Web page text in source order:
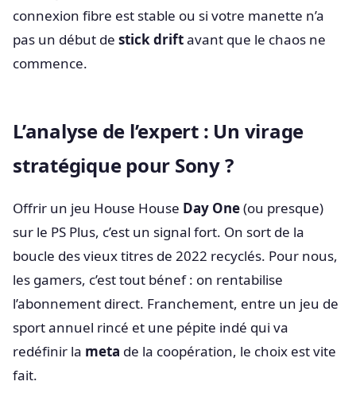
connexion fibre est stable ou si votre manette n’a
pas un début de stick driftavant que le chaos ne
commence.
L’analyse de l’expert : Un virage
stratégique pour Sony ?
Offrir un jeu House House Day One(ou presque)
sur le PS Plus, c’est un signal fort. On sort de la
boucle des vieux titres de 2022 recyclés. Pour nous,
les gamers, c’est tout bénef : on rentabilise
l’abonnement direct. Franchement, entre un jeu de
sport annuel rincé et une pépite indé qui va
redéfinir la meta de la coopération, le choix est vite
fait.